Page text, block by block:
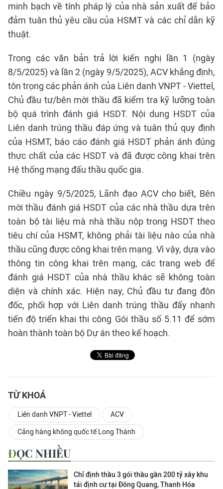
minh bạch về tính pháp lý của nhà sản xuất để bảo
đảm tuân thủ yêu cầu của HSMT và các chỉ dẫn kỹ
thuật.
Trong các văn bản trả lời kiến nghị lần 1 (ngày
8/5/2025) và lần 2 (ngày 9/5/2025), ACV khẳng định,
tôn trọng các phản ánh của Liên danh VNPT - Viettel,
Chủ đầu tư/bên mời thầu đã kiểm tra kỹ lưỡng toàn
bộ quá trình đánh giá HSDT. Nội dung HSDT của
Liên danh trúng thầu đáp ứng và tuân thủ quy định
của HSMT, báo cáo đánh giá HSDT phản ánh đúng
thực chất của các HSDT và đã được công khai trên
Hệ thống mạng đấu thầu quốc gia.
Chiều ngày 9/5/2025, Lãnh đạo ACV cho biết, Bên
mời thầu đánh giá HSDT của các nhà thầu dựa trên
toàn bộ tài liệu mà nhà thầu nộp trong HSDT theo
tiêu chí của HSMT, không phải tài liệu nào của nhà
thầu cũng được công khai trên mạng. Vì vậy, dựa vào
thông tin công khai trên mạng, các trang web để
đánh giá HSDT của nhà thầu khác sẽ không toàn
diện và chính xác. Hiện nay, Chủ đầu tư đang đôn
đốc, phối hợp với Liên danh trúng thầu đẩy nhanh
tiến độ triển khai thi công Gói thầu số 5.11 để sớm
hoàn thành toàn bộ Dự án theo kế hoạch.
TỪ KHOÁ
Liên danh VNPT - Viettel ACV
Cảng hàng không quốc tế Long Thành
ĐỌC NHIỀU
Chỉ định thầu 3 gói thầu gần 200 tỷ xây khu
tái định cư tại Đông Quang, Thanh Hóa